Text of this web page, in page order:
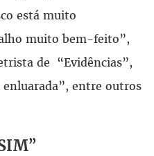
está muito
muito bem-feito”,
de “Evidências”,
enluarada”, entre outros